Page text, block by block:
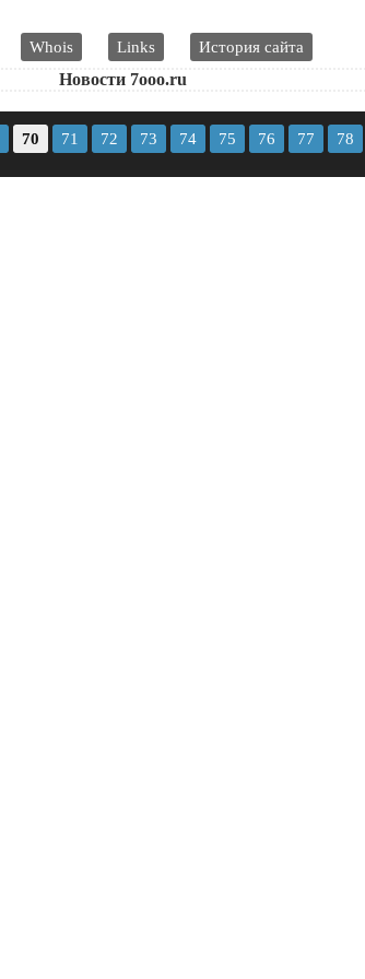
Whois Links История сайта
Новости 7ooo.ru
70 71 72 73 74 75 76 77 78